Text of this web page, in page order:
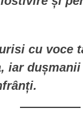
cu voce
iar